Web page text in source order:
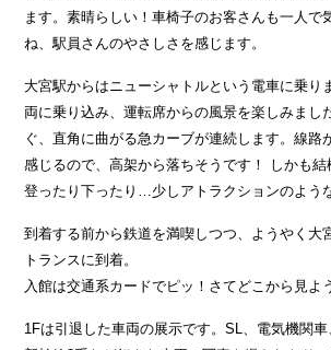
ます。素晴らしい！車椅子のお客さんも一人で
ね、駅員さんのやさしさを感じます。
大宮駅からはニューシャトルという電車に乗り
両に乗り込み、運転席からの風景を楽しみまし
ぐ、直角に曲がる急カーブが連続します。線路
感じるので、高架から落ちそうです！ しかも
登ったり下ったり…少しアトラクションのよう
到着する前から鉄道を満喫しつつ、ようやく大
トランスに到着。
入館は交通系カードでピッ！さてどこから見よ
1Fは引退した車両の展示です。SL、電気機関車